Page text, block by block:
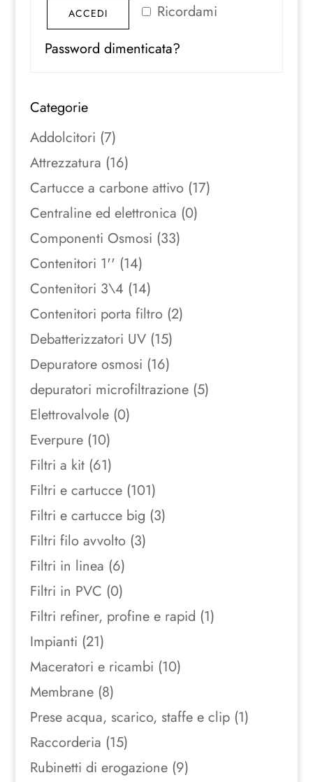
Ricordami
ACCEDI
Password dimenticata?
Categorie
Addolcitori (7)
Attrezzatura (16)
Cartucce a carbone attivo (17)
Centraline ed elettronica (0)
Componenti Osmosi (33)
Contenitori 1'' (14)
Contenitori 3\4 (14)
Contenitori porta filtro (2)
Debatterizzatori UV (15)
Depuratore osmosi (16)
depuratori microfiltrazione (5)
Elettrovalvole (0)
Everpure (10)
Filtri a kit (61)
Filtri e cartucce (101)
Filtri e cartucce big (3)
Filtri filo avvolto (3)
Filtri in linea (6)
Filtri in PVC (0)
Filtri refiner, profine e rapid (1)
Impianti (21)
Maceratori e ricambi (10)
Membrane (8)
Prese acqua, scarico, staffe e clip (1)
Raccorderia (15)
Rubinetti di erogazione (9)